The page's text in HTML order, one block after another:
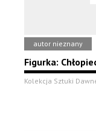
autor nieznany
Figurka:
Kolekcja Sztuki